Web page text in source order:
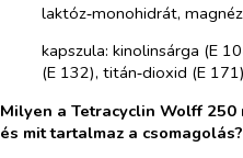
laktóz‑monohidrát,
kapszula: kinolinsárga (E
(E 132), titán‑dioxid (E
Milyen a Tetracyclin Wolff
és mit tartalmaz a csomagolás?